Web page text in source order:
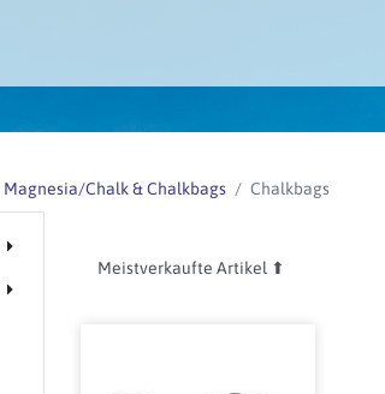
Magnesia/Chalk & Chalkbags Chalkbags